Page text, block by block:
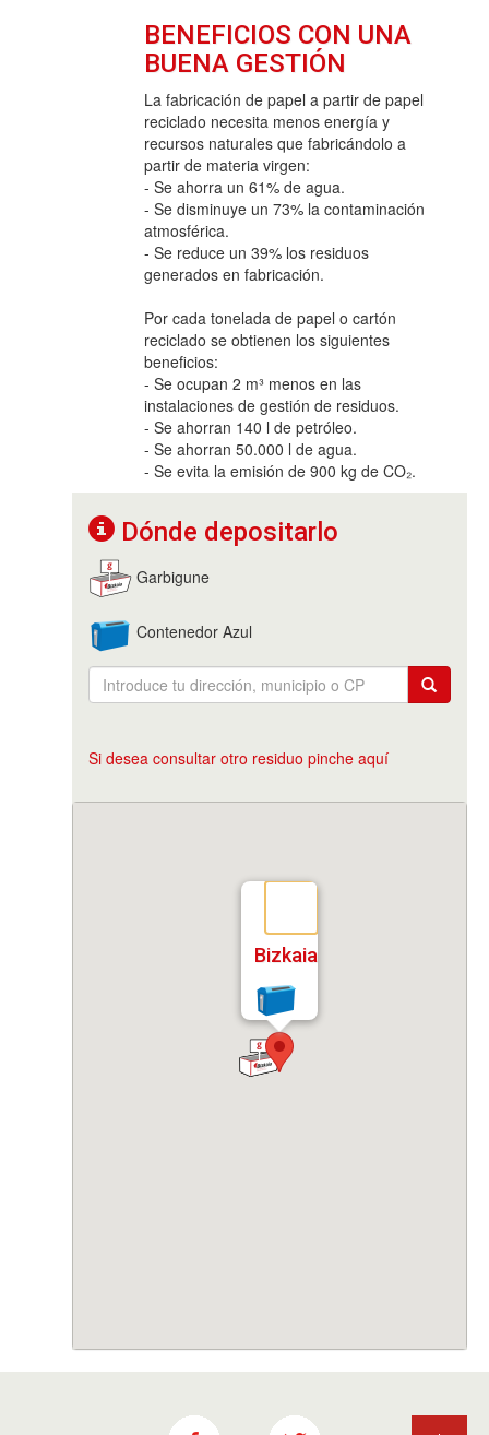
BENEFICIOS CON UNA
BUENA GESTIÓN
La fabricación de papel a partir de papel
reciclado necesita menos energía y
recursos naturales que fabricándolo a
partir de materia virgen:
- Se ahorra un 61% de agua.
- Se disminuye un 73% la contaminación
atmosférica.
- Se reduce un 39% los residuos
generados en fabricación.
Por cada tonelada de papel o cartón
reciclado se obtienen los siguientes
beneficios:
- Se ocupan 2 m³ menos en las
instalaciones de gestión de residuos.
- Se ahorran 140 l de petróleo.
- Se ahorran 50.000 l de agua.
- Se evita la emisión de 900 kg de CO₂.
Dónde depositarlo
Garbigune
Contenedor Azul
Si desea consultar otro residuo pinche aquí
Bizkaia